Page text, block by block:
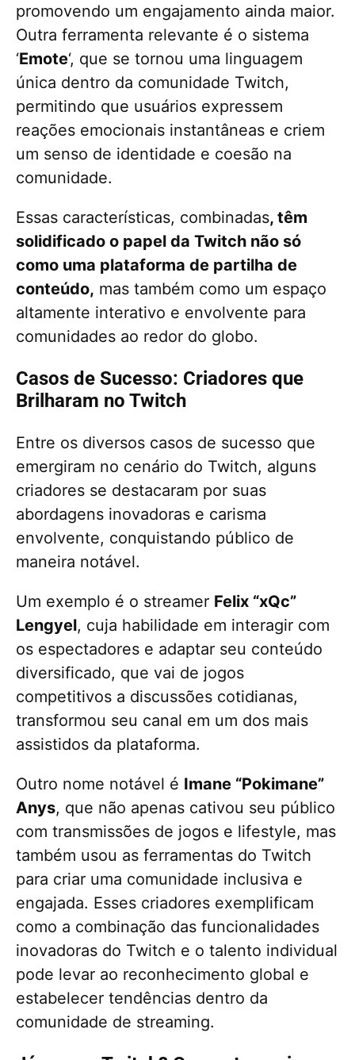
promovendo um engajamento ainda maior.
Outra ferramenta relevante é o sistema
‘Emote‘, que se tornou uma linguagem
única dentro da comunidade Twitch,
permitindo que usuários expressem
reações emocionais instantâneas e criem
um senso de identidade e coesão na
comunidade.
Essas características, combinadas, têm
solidificado o papel da Twitch não só
como uma plataforma de partilha de
conteúdo, mas também como um espaço
altamente interativo e envolvente para
comunidades ao redor do globo.
Casos de Sucesso: Criadores que
Brilharam no Twitch
Entre os diversos casos de sucesso que
emergiram no cenário do Twitch, alguns
criadores se destacaram por suas
abordagens inovadoras e carisma
envolvente, conquistando público de
maneira notável.
Um exemplo é o streamer Felix “xQc”
Lengyel, cuja habilidade em interagir com
os espectadores e adaptar seu conteúdo
diversificado, que vai de jogos
competitivos a discussões cotidianas,
transformou seu canal em um dos mais
assistidos da plataforma.
Outro nome notável é Imane “Pokimane”
Anys, que não apenas cativou seu público
com transmissões de jogos e lifestyle, mas
também usou as ferramentas do Twitch
para criar uma comunidade inclusiva e
engajada. Esses criadores exemplificam
como a combinação das funcionalidades
inovadoras do Twitch e o talento individual
pode levar ao reconhecimento global e
estabelecer tendências dentro da
comunidade de streaming.